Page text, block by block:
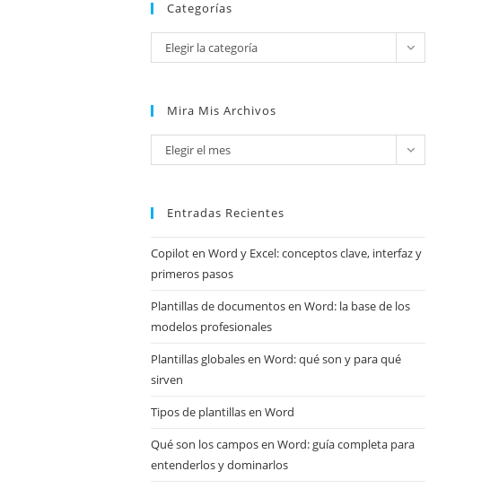
Categorías
Categorías
Elegir la categoría
Mira Mis Archivos
Mira
mis
Elegir el mes
Entradas Recientes
Copilot en Word y Excel: conceptos clave, interfaz y
primeros pasos
Plantillas de documentos en Word: la base de los
modelos profesionales
Plantillas globales en Word: qué son y para qué
sirven
Tipos de plantillas en Word
Qué son los campos en Word: guía completa para
entenderlos y dominarlos